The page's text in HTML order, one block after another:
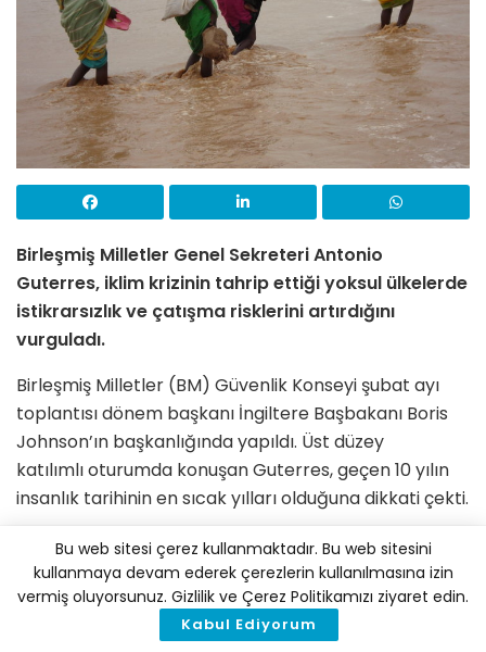
Birleşmiş Milletler Genel Sekreteri Antonio
Guterres, iklim krizinin tahrip ettiği yoksul ülkelerde
istikrarsızlık ve çatışma risklerini artırdığını
vurguladı.
Birleşmiş Milletler (BM) Güvenlik Konseyi şubat ayı
toplantısı dönem başkanı İngiltere Başbakanı Boris
Johnson’ın başkanlığında yapıldı. Üst düzey
katılımlı oturumda konuşan Guterres, geçen 10 yılın
insanlık tarihinin en sıcak yılları olduğuna dikkati çekti.
Savaş ve çatışmaların yaşandığı 10 ülkeden sekizinin
iklim değişikliğine büyük oranda maruz kaldığını
vurgulayan Guterres, Batı Afrika ve Sahel bölgesinde
50 milyondan fazla kişinin hayvancılık yaptığını, otlak
Bu web sitesi çerez kullanmaktadır. Bu web sitesini
kullanmaya devam ederek çerezlerin kullanılmasına izin
vermiş oluyorsunuz. Gizlilik ve Çerez Politikamızı ziyaret edin.
Kabul Ediyorum